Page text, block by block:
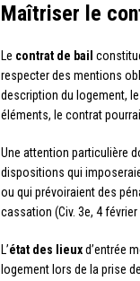
Maîtriser le
Le contrat de bail
respecter des mentions
description du logement,
éléments, le contrat
Une attention particulière
dispositions qui
ou qui prévoiraient des
cassation (Civ. 3e, 4
L’état des lieuxd’entrée
logement lors de la prise